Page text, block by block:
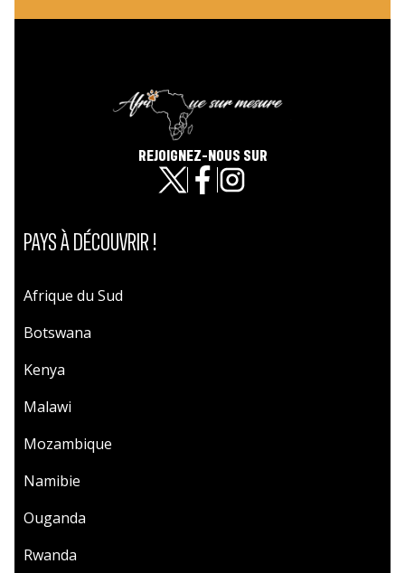
REJOIGNEZ-NOUS SUR
PAYS À DÉCOUVRIR !
Afrique du Sud
Botswana
Kenya
Malawi
Mozambique
Namibie
Ouganda
Rwanda